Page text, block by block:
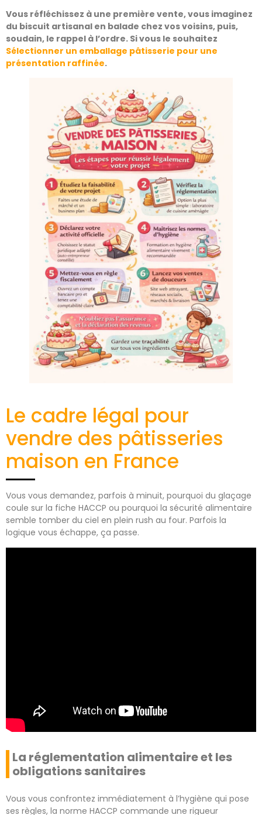
Vous réfléchissez à une première vente, vous imaginez
du biscuit artisanal en balade chez vos voisins, puis,
soudain, le rappel à l’ordre. Si vous le souhaitez
Sélectionner un emballage pâtisserie pour une
présentation raffinée.
Le cadre légal pour
vendre des pâtisseries
maison en France
Vous vous demandez, parfois à minuit, pourquoi du glaçage
coule sur la fiche HACCP ou pourquoi la sécurité alimentaire
semble tomber du ciel en plein rush au four. Parfois la
logique vous échappe, ça passe.
La réglementation alimentaire et les
obligations sanitaires
Vous vous confrontez immédiatement à l’hygiène qui pose
ses règles, la norme HACCP commande une rigueur